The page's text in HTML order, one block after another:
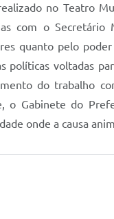
no Teatro
com o Secretário
quanto pelo
políticas voltadas
do trabalho
Gabinete do
onde a causa